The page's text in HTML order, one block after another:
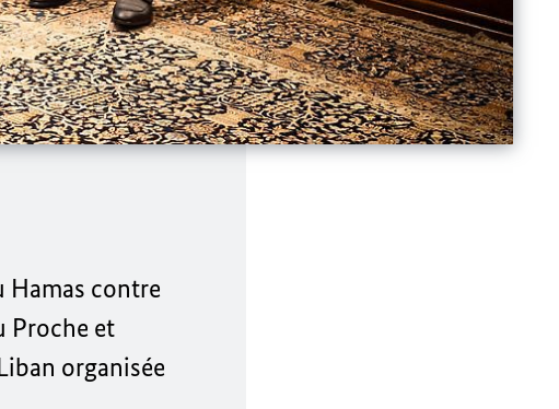
Hamas contre
Proche et
organisée